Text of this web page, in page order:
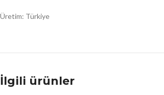
Üretim: Türkiye
İlgili ürünler